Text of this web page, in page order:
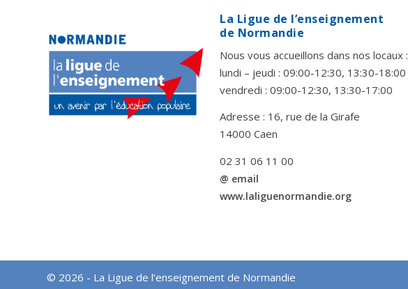
La Ligue de l’enseignement
de Normandie
Nous vous accueillons dans nos locaux :
lundi – jeudi : 09:00-12:30, 13:30-18:00
vendredi : 09:00-12:30, 13:30-17:00
Adresse : 16, rue de la Girafe
14000 Caen
02 31 06 11 00
@ email
www.laliguenormandie.org
© 2026 - La Ligue de l’enseignement de Normandie